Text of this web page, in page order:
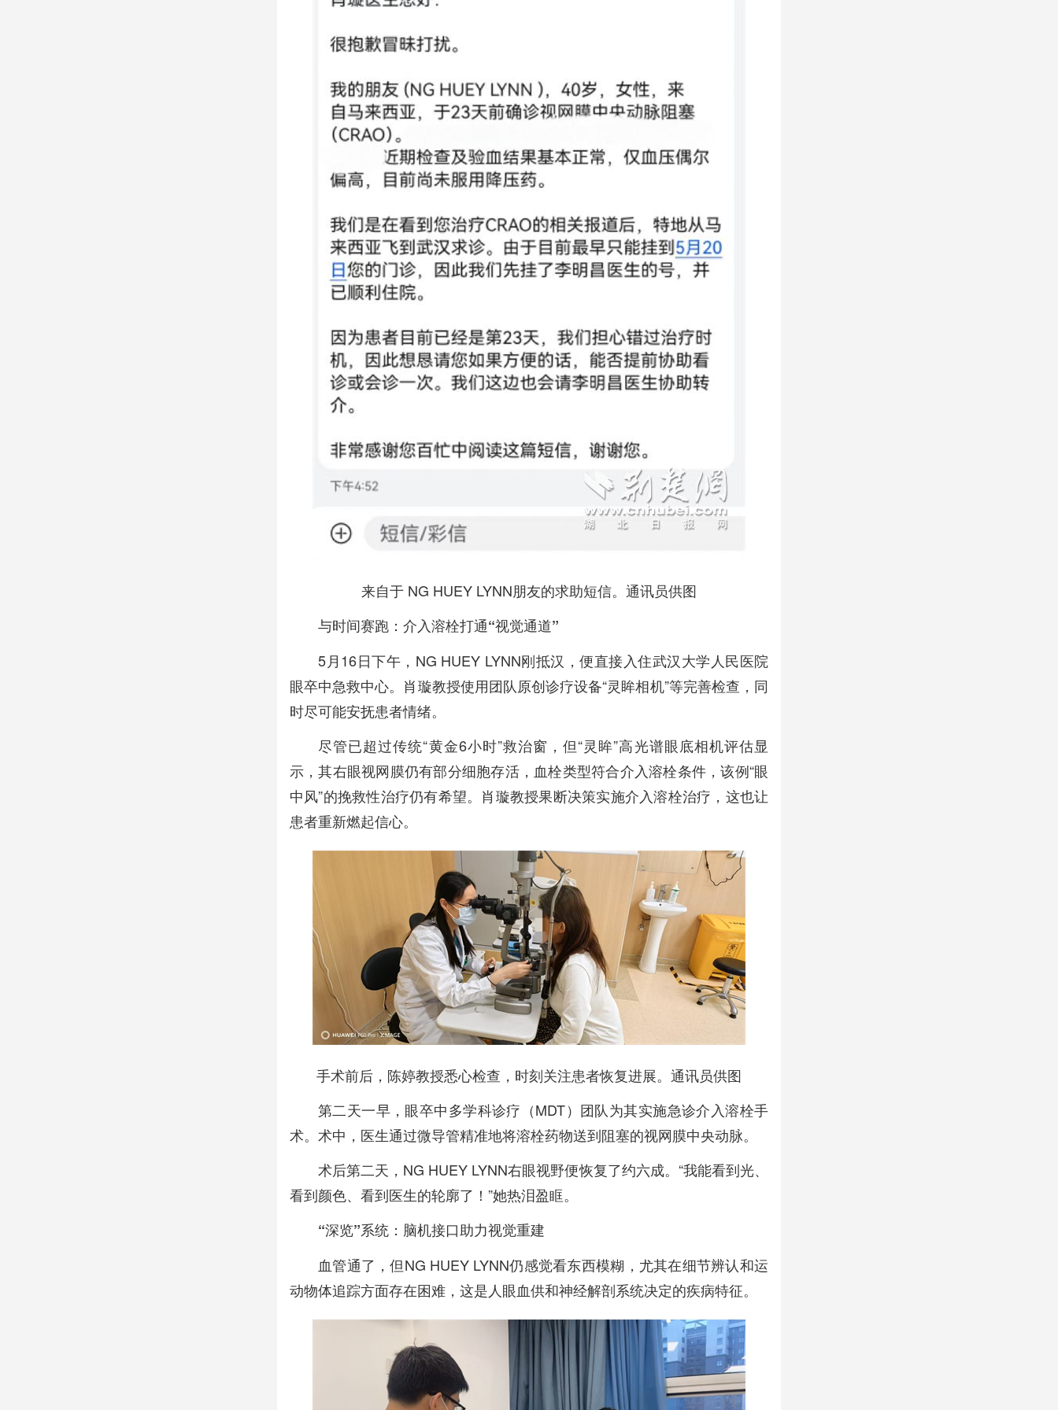
来自于 NG HUEY LYNN朋友的求助短信。通讯员供图
与时间赛跑：介入溶栓打通“视觉通道”
5月16日下午，NG HUEY LYNN刚抵汉，便直接入住武汉大学人民医院
眼卒中急救中心。肖璇教授使用团队原创诊疗设备“灵眸相机”等完善检查，同
时尽可能安抚患者情绪。
尽管已超过传统“黄金6小时”救治窗，但“灵眸”高光谱眼底相机评估显
示，其右眼视网膜仍有部分细胞存活，血栓类型符合介入溶栓条件，该例“眼
中风”的挽救性治疗仍有希望。肖璇教授果断决策实施介入溶栓治疗，这也让
患者重新燃起信心。
手术前后，陈婷教授悉心检查，时刻关注患者恢复进展。通讯员供图
第二天一早，眼卒中多学科诊疗（MDT）团队为其实施急诊介入溶栓手
术。术中，医生通过微导管精准地将溶栓药物送到阻塞的视网膜中央动脉。
术后第二天，NG HUEY LYNN右眼视野便恢复了约六成。“我能看到光、
看到颜色、看到医生的轮廓了！”她热泪盈眶。
“深览”系统：脑机接口助力视觉重建
血管通了，但NG HUEY LYNN仍感觉看东西模糊，尤其在细节辨认和运
动物体追踪方面存在困难，这是人眼血供和神经解剖系统决定的疾病特征。